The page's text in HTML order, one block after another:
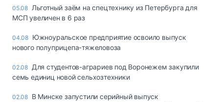
05.08 Льготный заём на спецтехнику из Петербурга для
МСП увеличен в 6 раз
04.08 Южноуральское предприятие освоило выпуск
нового полуприцепа-тяжеловоза
02.08 Для студентов-аграриев под Воронежем закупили
семь единиц новой сельхозтехники
02.08 В Минске запустили серийный выпуск